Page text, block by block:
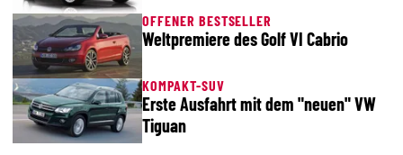
OFFENER BESTSELLER
Weltpremiere des Golf VI Cabrio
KOMPAKT-SUV
Erste Ausfahrt mit dem "neuen" VW
Tiguan